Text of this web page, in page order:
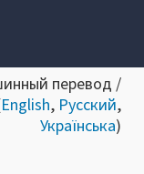
перевод /
English, Русский,
Українська)